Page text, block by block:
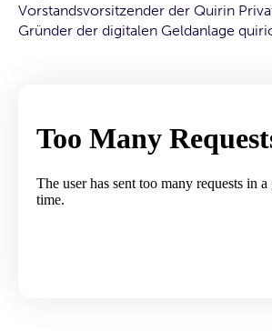
Vorstandsvorsitzender der Quirin
Gründer der digitalen Geldanlage